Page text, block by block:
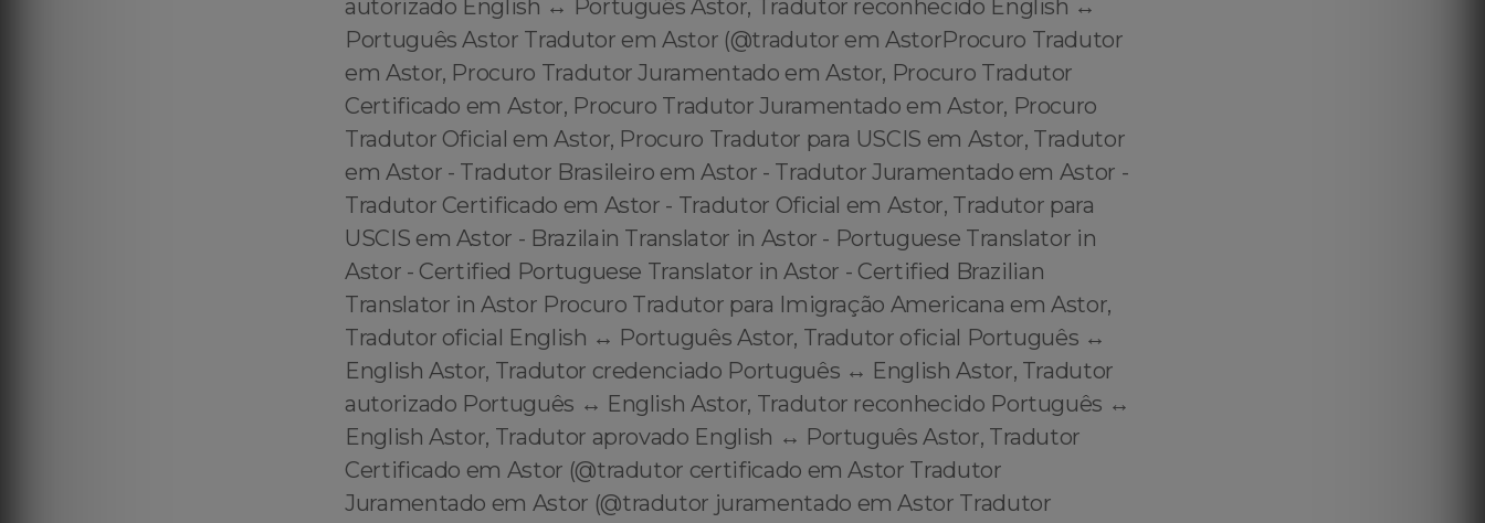
autorizado English ↔️ Português Astor, Tradutor reconhecido English ↔️
Português Astor Tradutor em Astor (@tradutor em AstorProcuro Tradutor
em Astor, Procuro Tradutor Juramentado em Astor, Procuro Tradutor
Certificado em Astor, Procuro Tradutor Juramentado em Astor, Procuro
Tradutor Oficial em Astor, Procuro Tradutor para USCIS em Astor, Tradutor
em Astor - Tradutor Brasileiro em Astor - Tradutor Juramentado em Astor -
Tradutor Certificado em Astor - Tradutor Oficial em Astor, Tradutor para
USCIS em Astor - Brazilain Translator in Astor - Portuguese Translator in
Astor - Certified Portuguese Translator in Astor - Certified Brazilian
Translator in Astor Procuro Tradutor para Imigração Americana em Astor,
Tradutor oficial English ↔️ Português Astor, Tradutor oficial Português ↔️
English Astor, Tradutor credenciado Português ↔️ English Astor, Tradutor
autorizado Português ↔️ English Astor, Tradutor reconhecido Português ↔️
English Astor, Tradutor aprovado English ↔️ Português Astor, Tradutor
Certificado em Astor (@tradutor certificado em Astor Tradutor
Juramentado em Astor (@tradutor juramentado em Astor Tradutor